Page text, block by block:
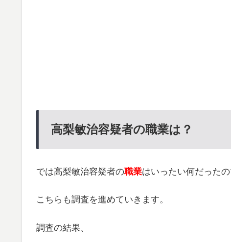
高梨敏治容疑者の職業は？
では高梨敏治容疑者の職業はいったい何だったの
こちらも調査を進めていきます。
調査の結果、